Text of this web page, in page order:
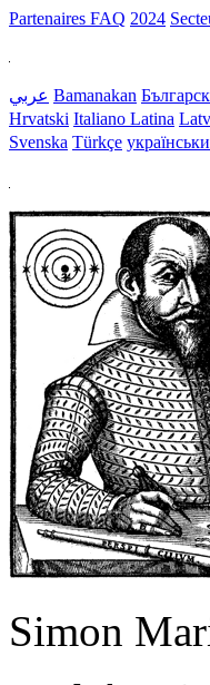
Partenaires FAQ 2024
عربي Bamanakan
Hrvatski Italiano Latina
Svenska Türkçe
Simon